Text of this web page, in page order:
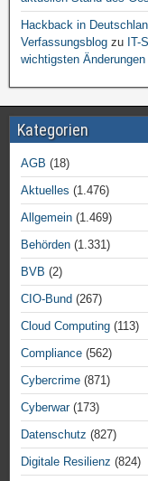
Hackback in
Verfassungsblog zu IT-
wichtigsten
Kategorien
AGB (18)
Aktuelles (1.476)
Allgemein (1.469)
Behörden (1.331)
BVB (2)
CIO-Bund (267)
Cloud Computing (113)
Compliance (562)
Cybercrime (871)
Cyberwar(173)
Datenschutz (827)
Digitale Resilienz (824)